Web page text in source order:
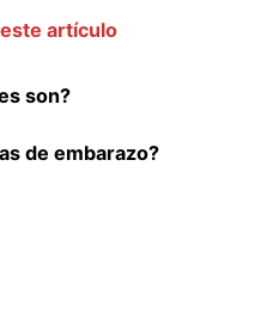
artículo
son?
de embarazo?